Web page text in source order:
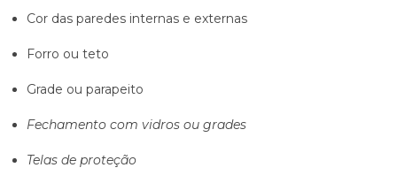
Cor das paredes internas e externas
Forro ou teto
Grade ou parapeito
Fechamento com vidros ou grades
Telas de proteção